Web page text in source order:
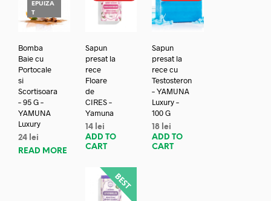
EPUIZA
T
Bomba
Baie cu
Portocale
si
Scortisoara
– 95 G –
YAMUNA
Luxury
24 lei
READ MORE
Sapun
presat la
rece
Floare
de
CIRES –
Yamuna
14 lei
ADD TO
CART
Sapun
presat la
rece cu
Testosteron
– YAMUNA
Luxury –
100 G
18 lei
ADD TO
CART